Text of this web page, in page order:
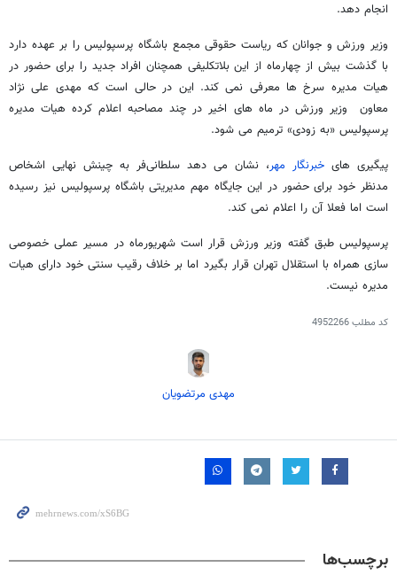
انجام دهد.
وزیر ورزش و جوانان که ریاست حقوقی مجمع باشگاه پرسپولیس را بر عهده دارد
با گذشت بیش از چهارماه از این بلاتکلیفی همچنان افراد جدید را برای حضور در
هیات مدیره سرخ ها معرفی نمی کند. این در حالی است که مهدی علی نژاد
معاون وزیر ورزش در ماه های اخیر در چند مصاحبه اعلام کرده هیات مدیره
پرسپولیس «به زودی» ترمیم می شود.
پیگیری های خبرنگار مهر، نشان می دهد سلطانی‌فر به چینش نهایی اشخاص
مدنظر خود برای حضور در این جایگاه مهم مدیریتی باشگاه پرسپولیس نیز رسیده
است اما فعلا آن را اعلام نمی کند.
پرسپولیس طبق گفته وزیر ورزش قرار است شهریورماه در مسیر عملی خصوصی
سازی همراه با استقلال تهران قرار بگیرد اما بر خلاف رقیب سنتی خود دارای هیات
مدیره نیست.
کد مطلب4952266
مهدی مرتضویان
برچسب‌ها